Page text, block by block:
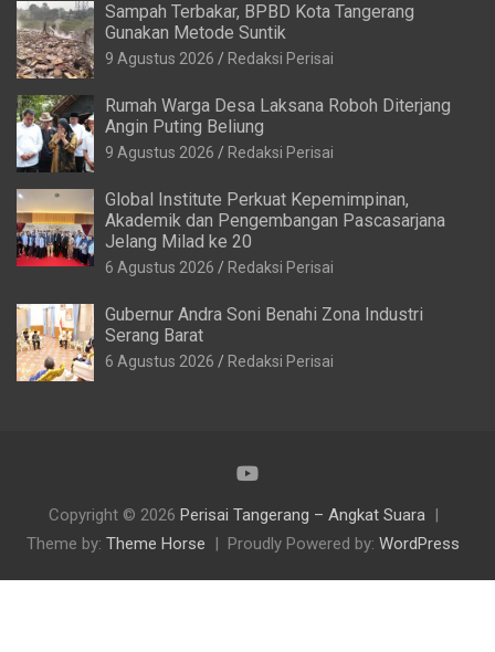
Sampah Terbakar, BPBD Kota Tangerang
Gunakan Metode Suntik
9 Agustus 2026 Redaksi Perisai
Rumah Warga Desa Laksana Roboh Diterjang
Angin Puting Beliung
9 Agustus 2026 Redaksi Perisai
Global Institute Perkuat Kepemimpinan,
Akademik dan Pengembangan Pascasarjana
Jelang Milad ke 20
6 Agustus 2026 Redaksi Perisai
Gubernur Andra Soni Benahi Zona Industri
Serang Barat
6 Agustus 2026 Redaksi Perisai
Copyright © 2026 Perisai Tangerang – Angkat Suara
Theme by: Theme Horse Proudly Powered by: WordPress